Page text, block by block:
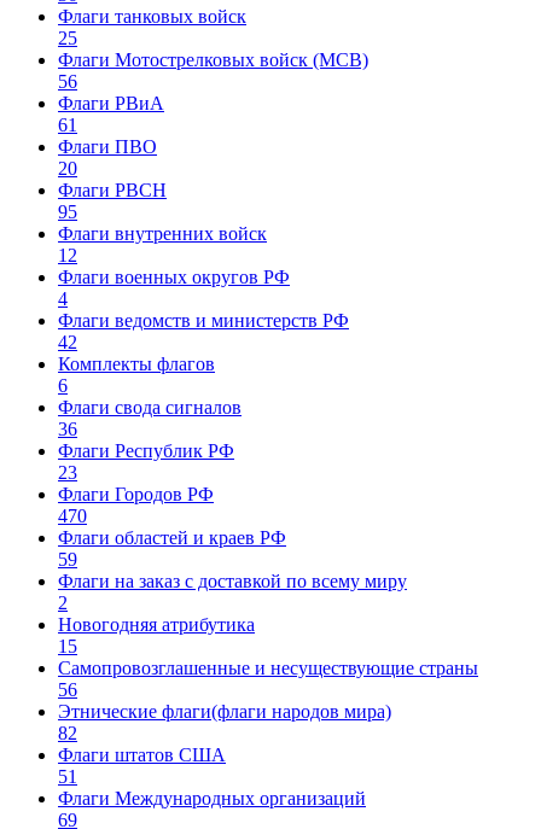
Флаги танковых войск
25
Флаги Мотострелковых войск (МСВ)
56
Флаги РВиА
61
Флаги ПВО
20
Флаги РВСН
95
Флаги внутренних войск
12
Флаги военных округов РФ
4
Флаги ведомств и министерств РФ
42
Комплекты флагов
6
Флаги свода сигналов
36
Флаги Республик РФ
23
Флаги Городов РФ
470
Флаги областей и краев РФ
59
Флаги на заказ с доставкой по всему миру
2
Новогодняя атрибутика
15
Самопровозглашенные и несуществующие страны
56
Этнические флаги(флаги народов мира)
82
Флаги штатов США
51
Флаги Международных организаций
69